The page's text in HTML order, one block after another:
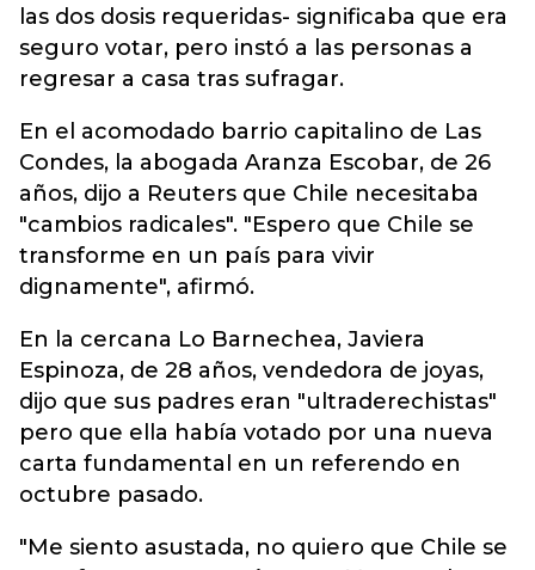
las dos dosis requeridas- significaba que era
seguro votar, pero instó a las personas a
regresar a casa tras sufragar.
En el acomodado barrio capitalino de Las
Condes, la abogada Aranza Escobar, de 26
años, dijo a Reuters que Chile necesitaba
"cambios radicales". "Espero que Chile se
transforme en un país para vivir
dignamente", afirmó.
En la cercana Lo Barnechea, Javiera
Espinoza, de 28 años, vendedora de joyas,
dijo que sus padres eran "ultraderechistas"
pero que ella había votado por una nueva
carta fundamental en un referendo en
octubre pasado.
"Me siento asustada, no quiero que Chile se